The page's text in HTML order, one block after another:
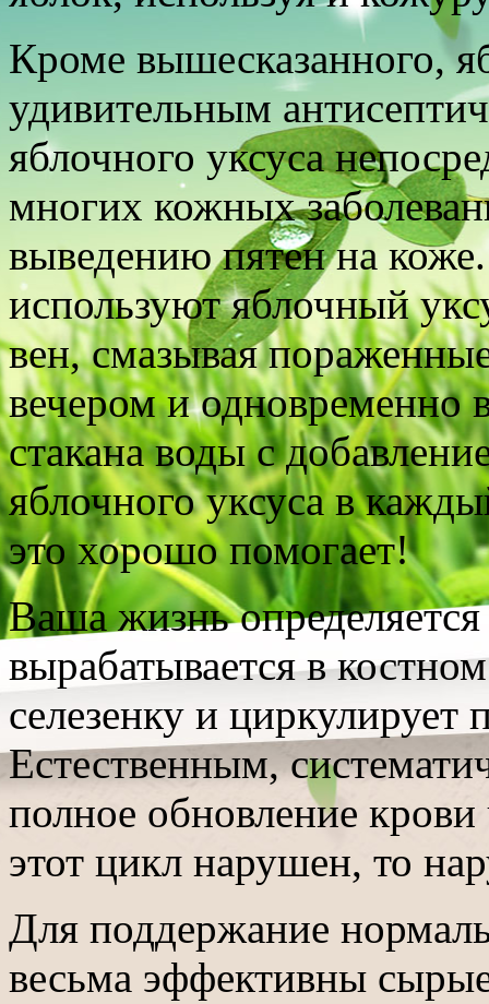
Кроме вышесказанного,
удивительным
яблочного уксуса
многих кожных
выведению пятен на
используют яблочный
вен, смазывая
вечером и одновременно
стакана воды с
яблочного уксуса в
это хорошо помогает!
Ваша жизнь
вырабатывается в
селезенку и циркулирует
Естественным,
полное обновление
этот цикл нарушен, то
Для поддержание
весьма эффективны